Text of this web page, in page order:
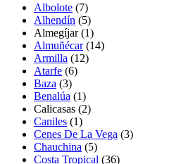
Albolote (7)
Alhendín (5)
Almegíjar(1)
Almuñécar(14)
Armilla (12)
Atarfe (6)
Baza (3)
Benalúa (1)
Calicasas (2)
Caniles (1)
Cenes De La Vega (3)
Chauchina (5)
Costa Tropical (36)